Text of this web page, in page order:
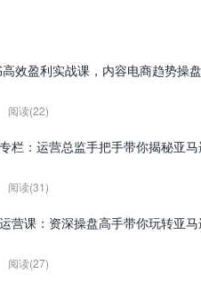
效盈利实战课，内容电商趋势操
阅读(22)
栏：运营总监手把手带你揭秘亚
阅读(31)
营课：资深操盘高手带你玩转亚
阅读(27)